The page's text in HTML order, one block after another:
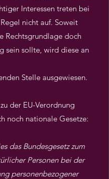
Interessen treten bei
nicht auf. Soweit
Rechtsgrundlage doch
sein sollte, wird diese an
Stelle ausgewiesen.
der EU-Verordnung
noch nationale Gesetze:
das Bundesgesetz zum
Personen bei der
personenbezogener